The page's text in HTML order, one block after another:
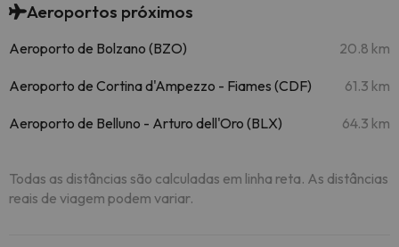
Aeroportos próximos
Aeroporto de Bolzano (BZO) 20.8 km
Aeroporto de Cortina d'Ampezzo - Fiames (CDF) 61.3 km
Aeroporto de Belluno - Arturo dell'Oro (BLX) 64.3 km
Todas as distâncias são calculadas em linha reta. As distâncias
reais de viagem podem variar.